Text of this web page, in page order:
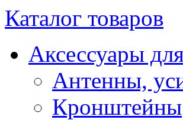
Каталог товаров
Аксессуары
Антенны,
Кронштейны